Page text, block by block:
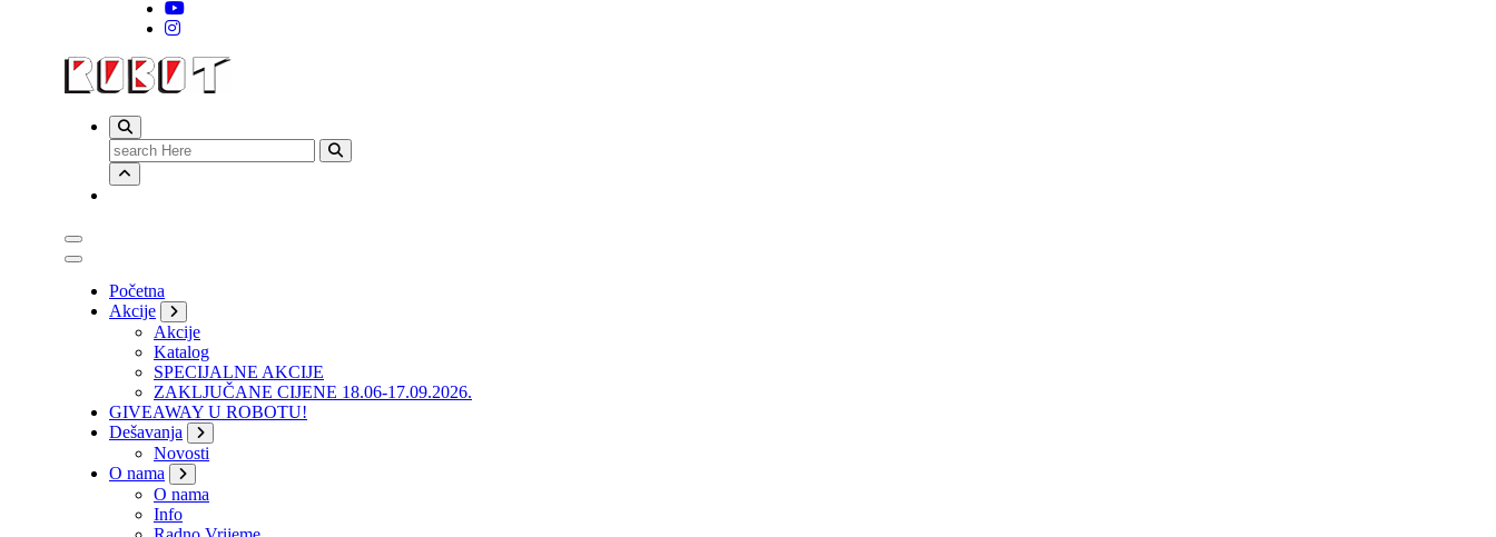
Search
for:
Početna
Akcije
Akcije
Katalog
SPECIJALNE AKCIJE
ZAKLJUČANE CIJENE 18.06-17.09.2026.
GIVEAWAY U ROBOTU!
Dešavanja
Novosti
O nama
O nama
Info